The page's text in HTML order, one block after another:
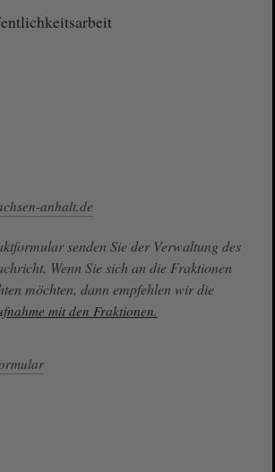
anhalt.de
senden Sie der Verwaltung des
Wenn Sie sich an die Fraktionen
möchten, dann empfehlen wir die
mit den Fraktionen.